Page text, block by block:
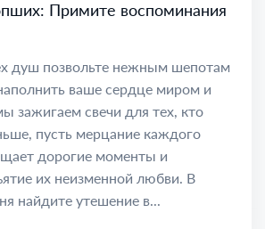
Примите воспоминания
душ позвольте нежным шепотам
ваше сердце миром и
зажигаем свечи для тех, кто
пусть мерцание каждого
дорогие моменты и
их неизменной любви. В
найдите утешение в...